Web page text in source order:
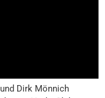
Dirk Mönnich